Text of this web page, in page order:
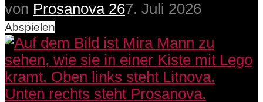
von Prosanova 267. Juli 2026
Abspielen